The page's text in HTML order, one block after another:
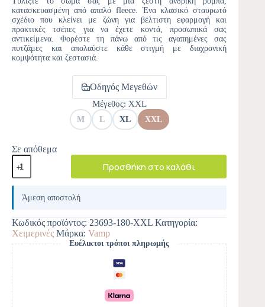
κατασκευασμένη από απαλό fleece. Ένα κλασικό σταυρωτό
σχέδιο που κλείνει με ζώνη για βέλτιστη εφαρμογή και
πρακτικές τσέπες για να έχετε κοντά, προσωπικά σας
αντικείμενα. Φορέστε τη πάνω από τις αγαπημένες σας
πυτζάμες και απολαύστε κάθε στιγμή με διαχρονική
κομψότητα και ζεστασιά.
Οδηγός Μεγεθών
Μέγεθος: XXL
M L XL XXL
Σε απόθεμα
Προσθήκη στο καλάθι
A
e
r
n
a
t
i
v
e
:
Άμεση αποστολή
Κωδικός προϊόντος: 23693-180-XXL Κατηγορία:
Χειμερινές Μάρκα: Vamp
Ευέλικτοι τρόποι πληρωμής